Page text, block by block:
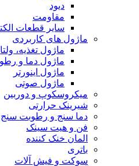
دیود
مقاومت
سایر قطعات
ماژول های کاربردی
ماژول تغذیه،
ماژول دما و
ماژول اینورتر
ماژول صوتی
میکروسکوپ و دوربین
شیرینک حرارتی
دما سنج و رطوبت سنج
فن و هیت سینک
المان خنک کننده
باتری
سوکت و فیش آلات